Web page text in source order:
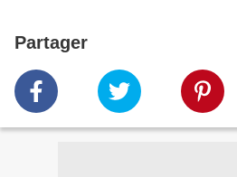
Partager